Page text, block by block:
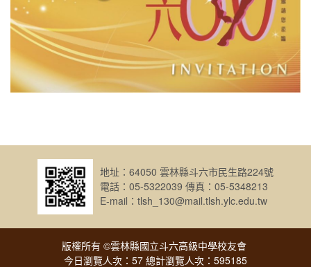
地址：64050 雲林縣斗六市民生路224號
電話：05-5322039 傳真：05-5348213
E-mail：tlsh_130@mail.tlsh.ylc.edu.tw
版權所有 ©雲林縣國立斗六高級中學校友會
今日瀏覽人次：57 總計瀏覽人次：595185